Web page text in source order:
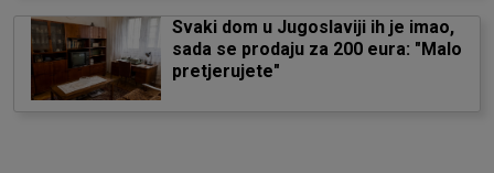
Svaki dom u Jugoslaviji ih je imao,
sada se prodaju za 200 eura: "Malo
pretjerujete"